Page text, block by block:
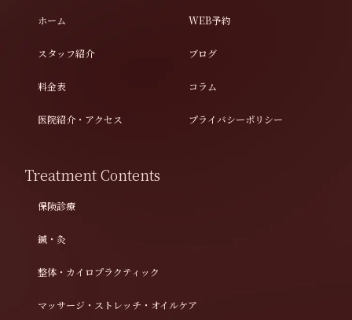
ホーム
スタッフ紹介
料金表
医院紹介・アクセス
WEB予約
ブログ
コラム
プライバシーポリシー
Treatment Contents
保険診療
鍼・灸
整体・カイロプラクティック
マッサージ・ストレッチ・オイルケア